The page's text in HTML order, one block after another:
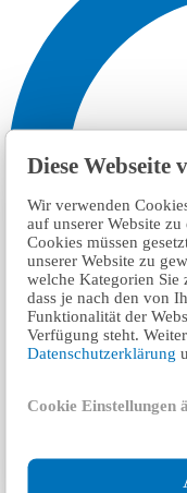
Diese Webseite
Wir verwenden
auf unserer Website
Cookies müssen
unserer Website zu
welche Kategorien Sie
dass je nach den von
Funktionalität der
Verfügung steht.
Datenschutzerklärung
Cookie Einstellungen